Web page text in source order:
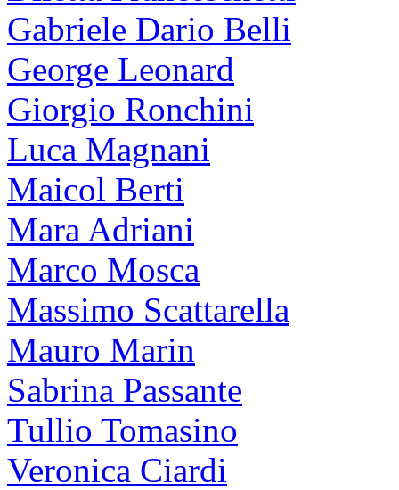
Gabriele Dario Belli
George Leonard
Giorgio Ronchini
Luca Magnani
Maicol Berti
Mara Adriani
Marco Mosca
Massimo Scattarella
Mauro Marin
Sabrina Passante
Tullio Tomasino
Veronica Ciardi